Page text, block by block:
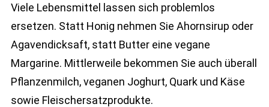
Viele Lebensmittel lassen sich problemlos
ersetzen. Statt Honig nehmen Sie Ahornsirup oder
Agavendicksaft, statt Butter eine vegane
Margarine. Mittlerweile bekommen Sie auch überall
Pflanzenmilch, veganen Joghurt, Quark und Käse
sowie Fleischersatzprodukte.